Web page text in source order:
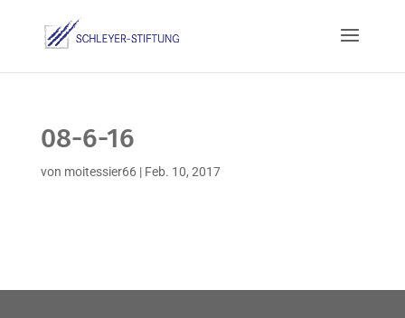
08-6-16
von moitessier66| Feb. 10, 2017